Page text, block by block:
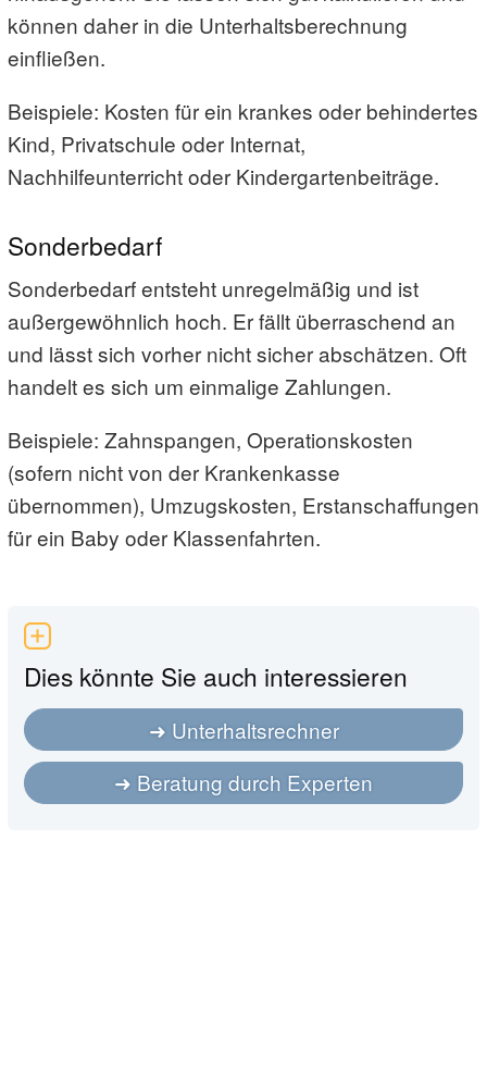
können daher in die Unterhaltsberechnung
einfließen.
Beispiele: Kosten für ein krankes oder behindertes
Kind, Privatschule oder Internat,
Nachhilfeunterricht oder Kindergartenbeiträge.
Sonderbedarf
Sonderbedarf entsteht unregelmäßig und ist
außergewöhnlich hoch. Er fällt überraschend an
und lässt sich vorher nicht sicher abschätzen. Oft
handelt es sich um einmalige Zahlungen.
Beispiele: Zahnspangen, Operationskosten
(sofern nicht von der Krankenkasse
übernommen), Umzugskosten, Erstanschaffungen
für ein Baby oder Klassenfahrten.
Dies könnte Sie auch interessieren
Unterhaltsrechner
Beratung durch Experten